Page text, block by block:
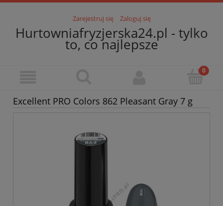
Zarejestruj się Zaloguj się
Hurtowniafryzjerska24.pl - tylko
to, co najlepsze
Excellent PRO Colors 862 Pleasant Gray 7 g